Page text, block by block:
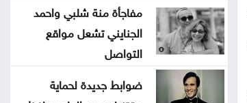
مفاجأة منة شلبي واحمد
الجنايني تشعل مواقع
التواصل
ضوابط جديدة لحماية